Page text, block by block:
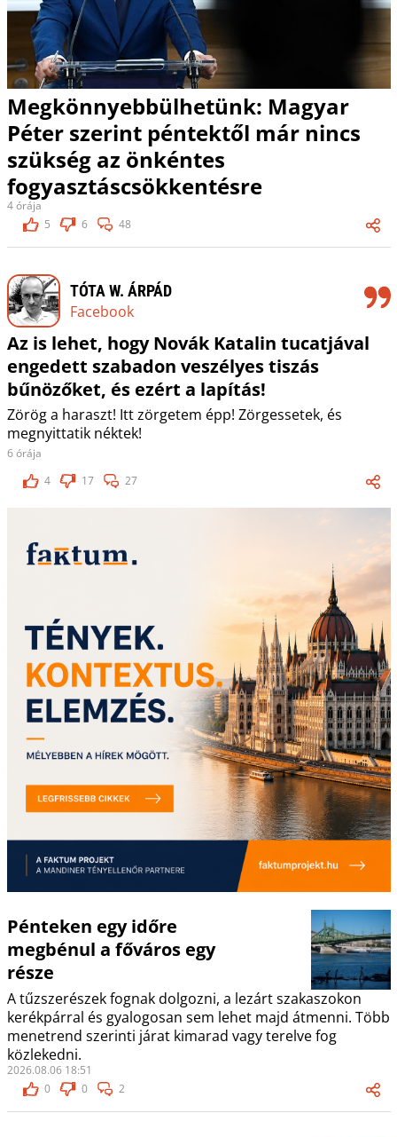
Megkönnyebbülhetünk: Magyar
Péter szerint péntektől már nincs
szükség az önkéntes
fogyasztáscsökkentésre
4 órája
5
6 48
TÓTA W. ÁRPÁD
Facebook
Az is lehet, hogy Novák Katalin tucatjával
engedett szabadon veszélyes tiszás
bűnözőket, és ezért a lapítás!
Zörög a haraszt! Itt zörgetem épp! Zörgessetek, és
megnyittatik néktek!
6 órája
4
17 27
Pénteken egy időre
megbénul a főváros egy
része
A tűzszerészek fognak dolgozni, a lezárt szakaszokon
kerékpárral és gyalogosan sem lehet majd átmenni. Több
menetrend szerinti járat kimarad vagy terelve fog
közlekedni.
2026.08.06 18:51
0
0 2